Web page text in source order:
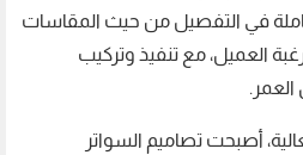
في التفصيل من حيث المقاسات
العميل، مع تنفيذ وتركيب
أصبحت تصاميم السواتر